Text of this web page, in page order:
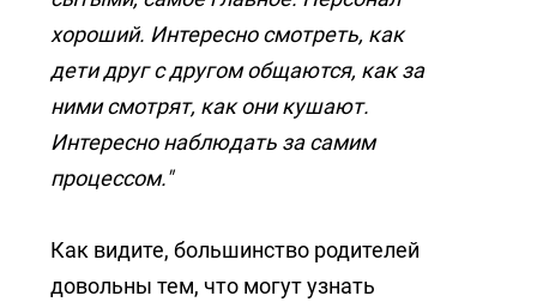
хороший. Интересно смотреть, как
дети друг с другом общаются, как за
ними смотрят, как они кушают.
Интересно наблюдать за самим
процессом."
Как видите, большинство родителей
довольны тем, что могут узнать